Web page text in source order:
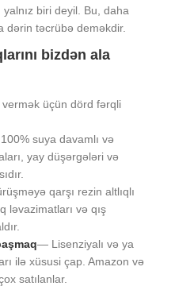
biri deyil. Bu, daha
dərin təcrübə deməkdir.
bizdən ala
üçün dörd fərqli
suya davamlı və
yay düşərgələri və
qarşı rezin altlıqlı
ləvazimatları və qış
— Lisenziyalı və ya
ilə xüsusi çap. Amazon və
satılanlar.